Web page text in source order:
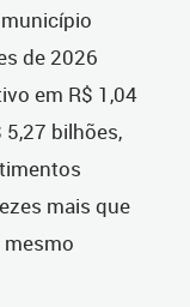
de 2026
em R$ 1,04
bilhões,
mais que